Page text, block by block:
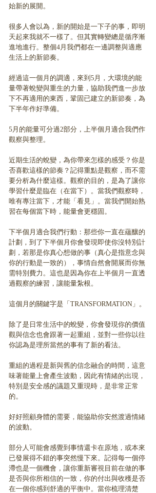
始新的展開。
很多人會以為，新的開始是一下子的事，即明
天起來我就不一樣了。但其實轉變總是循序漸
進地進行。整個4月我們都在一邊調整與適應
生活上的新節奏。
經過這一個月的調適，來到5月，大環境的能
量帶著蛻變與重生的力量，協助我們進一步放
下不再適用的東西，鞏固已建立的新節奏，為
下半年作好準備。
5月的能量可分過2部分，上半個月適合我們作
觀察與整理。
近期生活的蛻變，為你帶來怎樣的感受？你是
否喜歡這樣的節奏？記得重點是觀察，而不需
要分析為什麼這樣。觀察的目的，是為了讓你
學習什麼是臨在（在當下）。當我們觀察時，
唯有專注當下，才能「看見」。當我們開始熟
習在每個當下時，能量會更穩固。
下半個月適合我們行動：那些你一直在蘊釀的
計劃，到了下半個月你會發現即使你沒特別計
劃，若那是你真心想做的事（真心是指意念與
你的行動是一致的），事情自然會開展而你無
需特別費力。這也是因為你在上半個月一直透
過觀察的練習，讓能量紮根。
這個月的關鍵字是「TRANSFORMATION」。
除了是日常生活中的蛻變，你會發現你的價值
觀與信念也會跟著一起重組，並對一些你以往
你認為是理所當然的事有了新的看法。
重組的過程是新與舊的信念融合的時間，這意
味著能量上會產生波動，因此有情緒的出現，
特別是安全感的議題又重現時，是非常正常
的。
好好照顧身體的需要，能協助你安然渡過情緒
的波動。
部分人可能會感覺到事情還卡在原地，或本來
已發展得不錯的事突然慢下來。記得每一個停
滯也是一個機會，讓你重新審視目前在做的事
是否與你所相信的一致，你的付出與收穫是否
在一個你感到舒適的平衡中。當你梳理清楚